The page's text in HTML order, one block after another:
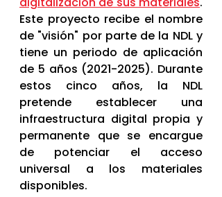
Este proyecto recibe el nombre
de "visión" por parte de la NDL y
tiene un periodo de aplicación
de 5 años (2021-2025). Durante
estos cinco años, la NDL
pretende establecer una
infraestructura digital propia y
permanente que se encargue
de potenciar el acceso
universal a los materiales
disponibles.